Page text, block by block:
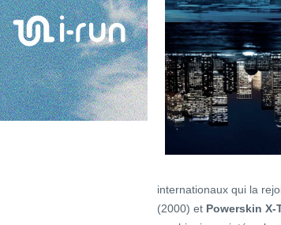
internationaux qui la
(2000) et Powerskin X-